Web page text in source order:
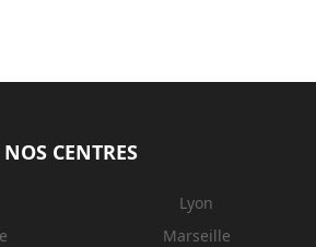
NOS CENTRES
Lyon
Marseille